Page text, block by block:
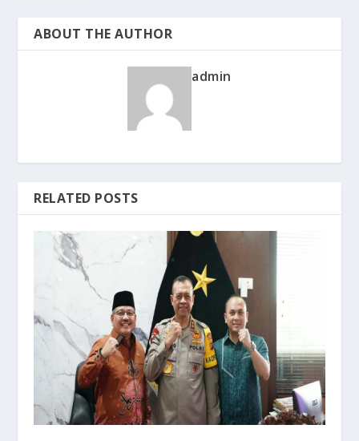
ABOUT THE AUTHOR
admin
RELATED POSTS